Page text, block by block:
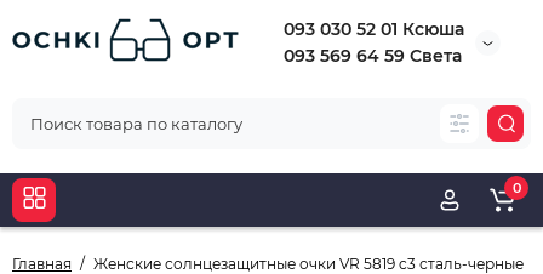
093 030 52 01 Ксюша
093 569 64 59 Света
0
Главная Женские солнцезащитные очки VR 5819 c3 сталь-черные